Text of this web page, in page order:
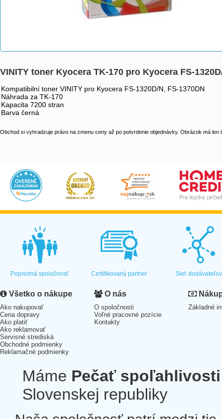
VINITY toner Kyocera TK-170 pro Kyocera FS-
Kompatibilní toner VINITY pro Kyocera FS-1320D/N, FS-1370DN
Náhrada za TK-170
Kapacita 7200 stran
Barva černá
Obchod si vyhradzuje právo na zmenu ceny až po potvrdenie objednávky. Obrázok má len
Popredná spoločnosť Certifikovaný partner Sieť dodávateľov
Všetko o nákupe
Ako nakupovať
Cena dopravy
Ako platiť
Ako reklamovať
Servisné strediská
Obchodné podmienky
Reklamačné podmienky
O nás
O spoločnosti
Voľné pracovné pozície
Kontakty
Základné
Máme Pečať spoľahlivosti
Slovenskej republiky